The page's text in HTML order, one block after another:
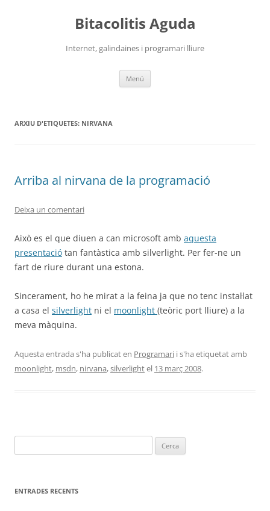
Bitacolitis Aguda
Internet, galindaines i programari lliure
Menú
ARXIU D'ETIQUETES: NIRVANA
Arriba al nirvana de la programació
Deixa un comentari
Això es el que diuen a can microsoft amb aquesta
presentació tan fantàstica amb silverlight. Per fer-ne un
fart de riure durant una estona.
Sincerament, ho he mirat a la feina ja que no tenc instal·lat
a casa el silverlight ni el moonlight (teòric port lliure) a la
meva màquina.
Aquesta entrada s'ha publicat en Programari i s'ha etiquetat amb
moonlight, msdn, nirvana,silverlightel 13 març 2008.
ENTRADES RECENTS